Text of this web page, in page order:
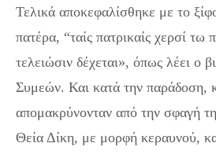
Τελικά αποκεφαλίσθηκε με το
πατέρα, “ταίς πατρικαίς χερσί τω
τελειώσιν δέχεται», όπως λέει ο
Συμεών. Και κατά την παράδοση,
απομακρύνονταν από την σφαγή
Θεία Δίκη, με μορφή κεραυνού,